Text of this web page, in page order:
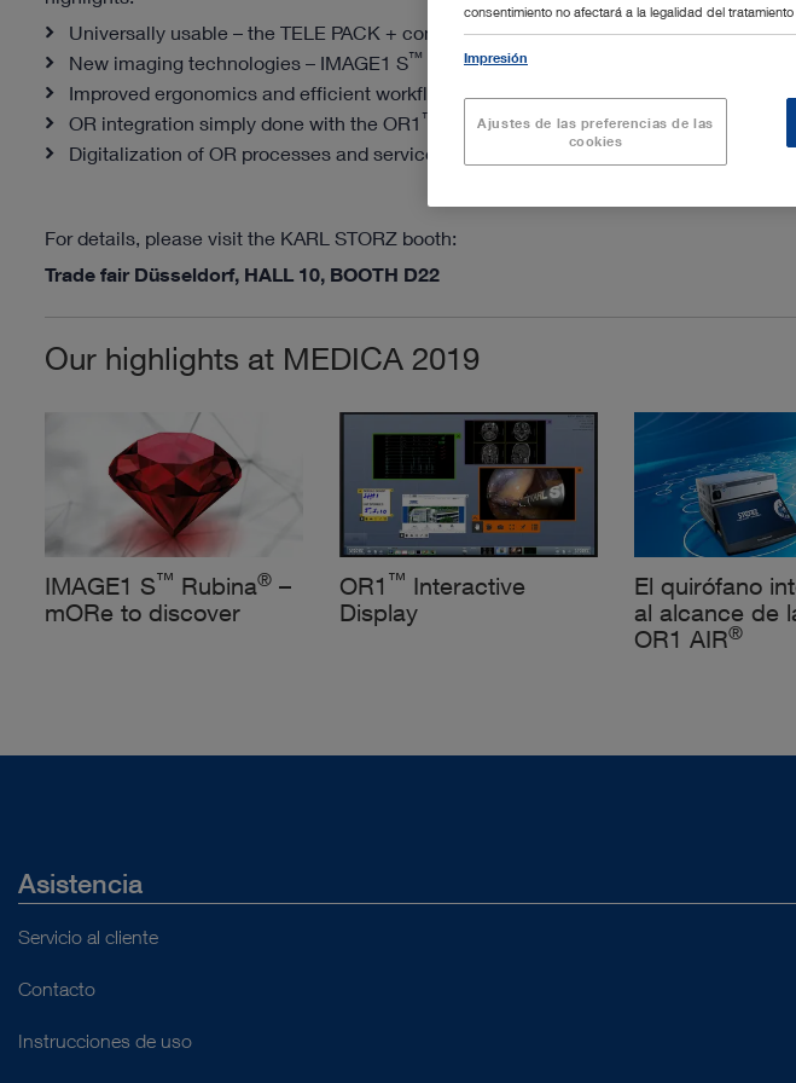
Universally usable – the TELE PACK + compact endoscopy system
New imaging technologies – IMAGE1 S™
RUBINA
Improved ergonomics and efficient workflows in the daily OR routine – the ARTIP
OR integration simply done with the OR1 ™ AIR and OR1 NEO®integration solutions
Digitalization of OR processes and services – OR1
software modules and apps
For details, please visit the KARL STORZ booth:
Trade fair Düsseldorf, HALL 10, BOOTH D22
Our highlights at MEDICA 2019
IMAGE1 S™ Rubina® –
mORe to discover
OR1 ™ Interactive
Display
El quirófano
al alcance de
OR1 AIR®
Asistencia
Servicio al cliente
Contacto
Instrucciones de uso
consentimiento no afectará a la legalidad del
Impresión
Ajustes de las preferencias de las
cookies